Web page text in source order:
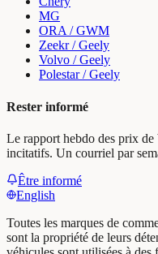
MG
ORA / GWM
Zeekr / Geely
Volvo / Geely
Polestar / Geely
Rester informé
Le rapport hebdo des prix
incitatifs. Un courriel par
Être informé
English
Toutes les marques de
sont la propriété de leurs